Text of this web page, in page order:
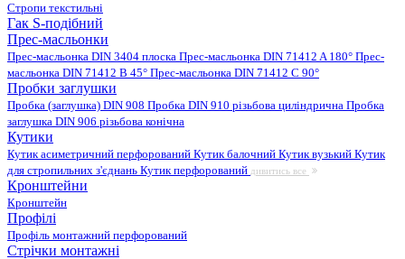
Стропи текстильні
Гак S-подібний
Прес-масльонки
Прес-масльонка DIN 3404 плоска Прес-масльонка DIN 71412 A 180° Прес-
масльонка DIN 71412 B 45° Прес-масльонка DIN 71412 C 90°
Пробки заглушки
Пробка (заглушка) DIN 908 Пробка DIN 910 різьбова циліндрична Пробка
заглушка DIN 906 різьбова конічна
Кутики
Кутик асиметричний перфорований Кутик балочний Кутик вузький Кутик
для стропильних з'єднань Кутик перфорований дивитись все
Кронштейни
Кронштейн
Профілі
Профіль монтажний перфорований
Стрічки монтажні